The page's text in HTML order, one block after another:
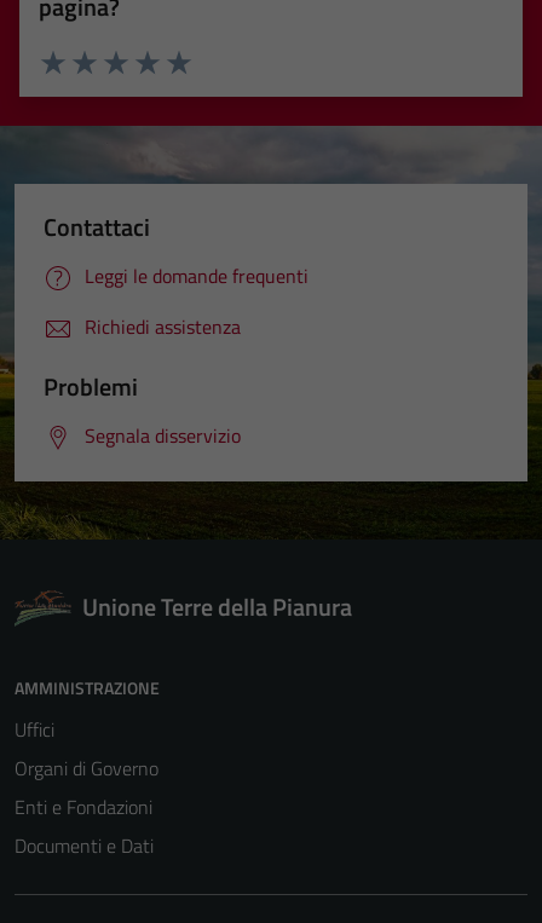
Valuta 5 stelle su 5
Valuta 4 stelle su 5
Valuta 3 stelle su 5
Valuta 2 stelle su 5
Valuta 1 stelle su 5
Contattaci
Leggi le domande frequenti
Richiedi assistenza
Problemi
Segnala disservizio
Unione Terre della Pianura
AMMINISTRAZIONE
Uffici
Organi di Governo
Enti e Fondazioni
Documenti e Dati